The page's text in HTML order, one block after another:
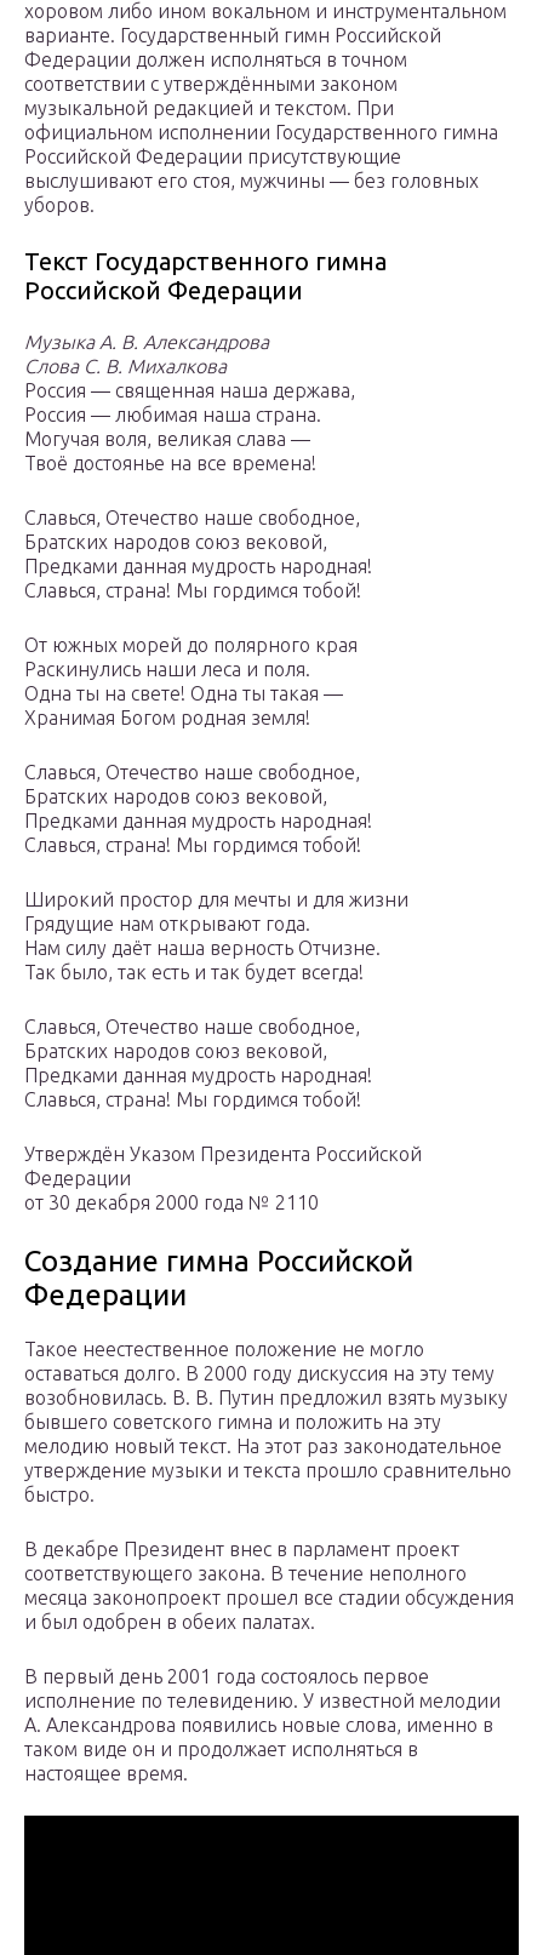
хоровом либо ином вокальном и инструментальном
варианте. Государственный гимн Российской
Федерации должен исполняться в точном
соответствии с утверждёнными законом
музыкальной редакцией и текстом. При
официальном исполнении Государственного гимна
Российской Федерации присутствующие
выслушивают его стоя, мужчины — без головных
уборов.
Текст Государственного гимна
Российской Федерации
Музыка А. В. Александрова
Слова С. В. Михалкова
Россия — священная наша держава,
Россия — любимая наша страна.
Могучая воля, великая слава —
Твоё достоянье на все времена!
Славься, Отечество наше свободное,
Братских народов союз вековой,
Предками данная мудрость народная!
Славься, страна! Мы гордимся тобой!
От южных морей до полярного края
Раскинулись наши леса и поля.
Одна ты на свете! Одна ты такая —
Хранимая Богом родная земля!
Славься, Отечество наше свободное,
Братских народов союз вековой,
Предками данная мудрость народная!
Славься, страна! Мы гордимся тобой!
Широкий простор для мечты и для жизни
Грядущие нам открывают года.
Нам силу даёт наша верность Отчизне.
Так было, так есть и так будет всегда!
Славься, Отечество наше свободное,
Братских народов союз вековой,
Предками данная мудрость народная!
Славься, страна! Мы гордимся тобой!
Утверждён Указом Президента Российской
Федерации
от 30 декабря 2000 года № 2110
Создание гимна Российской
Федерации
Такое неестественное положение не могло
оставаться долго. В 2000 году дискуссия на эту тему
возобновилась. В. В. Путин предложил взять музыку
бывшего советского гимна и положить на эту
мелодию новый текст. На этот раз законодательное
утверждение музыки и текста прошло сравнительно
быстро.
В декабре Президент внес в парламент проект
соответствующего закона. В течение неполного
месяца законопроект прошел все стадии обсуждения
и был одобрен в обеих палатах.
В первый день 2001 года состоялось первое
исполнение по телевидению. У известной мелодии
А. Александрова появились новые слова, именно в
таком виде он и продолжает исполняться в
настоящее время.